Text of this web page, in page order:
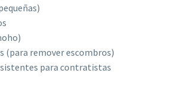
(para remover escombros)
para contratistas